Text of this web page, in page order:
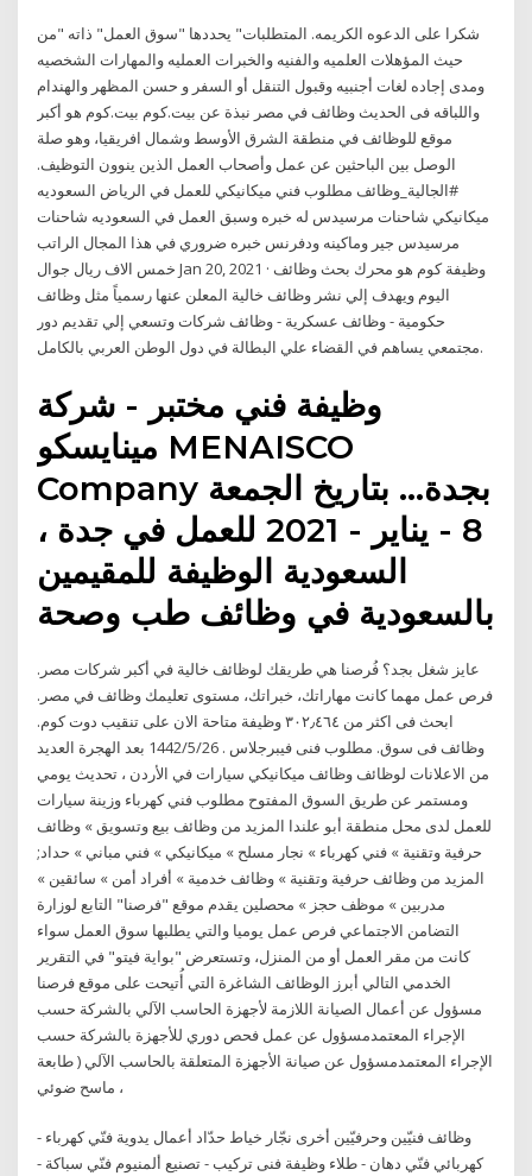
شكرا على الدعوه الكريمه. المتطلبات" يحددها "سوق العمل" ذاته "من
حيث المؤهلات العلميه والفنيه والخبرات العمليه والمهارات الشخصيه
ومدى إجاده لغات أجنبيه وقبول التنقل أو السفر و حسن المظهر والهندام
واللباقه فى الحديث وظائف في مصر نبذة عن بيت.كوم بيت.كوم هو أكبر
موقع للوظائف في منطقة الشرق الأوسط وشمال افريقيا، وهو صلة
الوصل بين الباحثين عن عمل وأصحاب العمل الذين ينوون التوظيف.
#الجالية_وظائف مطلوب فني ميكانيكي للعمل في الرياض السعوديه
ميكانيكي شاحنات مرسيدس له خبره وسبق العمل في السعوديه شاحنات
مرسيدس جير وماكينه ودفرنس خبره ضروري في هذا المجال الراتب
خمس الاف ريال جوال Jan 20, 2021 · وظيفة كوم هو محرك بحث وظائف
اليوم ويهدف إلي نشر وظائف خالية المعلن عنها رسمياً مثل وظائف
حكومية - وظائف عسكرية - وظائف شركات وتسعي إلي تقديم دور
مجتمعي يساهم في القضاء علي البطالة في دول الوطن العربي بالكامل.
وظيفة فني مختبر - شركة
مينايسكو MENAISCO
Company بجدة… بتاريخ الجمعة
8 - يناير - 2021 للعمل في جدة ،
السعودية الوظيفة للمقيمين
بالسعودية في وظائف طب وصحة
عايز شغل بجد؟ فُرصنا هي طريقك لوظائف خالية في أكبر شركات مصر.
فرص عمل مهما كانت مهاراتك، خبراتك، مستوى تعليمك وظائف في مصر.
ابحث فى اكثر من ٣٠٢٫٤٦٤ وظيفة متاحة الان على تنقيب دوت كوم.
وظائف فى سوق. مطلوب فنى فيبرجلاس . 26‏‏/5‏‏/1442 بعد الهجرة العديد
من الاعلانات لوظائف وظائف ميكانيكي سيارات في الأردن ، تحديث يومي
ومستمر عن طريق السوق المفتوح مطلوب فني كهرباء وزينة سيارات
للعمل لدى محل منطقة أبو علندا المزيد من وظائف بيع وتسويق » وظائف
حرفية وتقنية » فني كهرباء » نجار مسلح » ميكانيكي » فني مباني » حداد;
المزيد من وظائف حرفية وتقنية » وظائف خدمية » أفراد أمن » سائقين »
مدربين » موظف حجز » محصلين يقدم موقع "فرصنا" التابع لوزارة
التضامن الاجتماعي فرص عمل يوميا والتي يطلبها سوق العمل سواء
كانت من مقر العمل أو من المنزل، وتستعرض "بواية فيتو" في التقرير
الخدمي التالي أبرز الوظائف الشاغرة التي أُتيحت على موقع فرصنا
مسؤول عن أعمال الصيانة اللازمة لأجهزة الحاسب الآلي بالشركة حسب
الإجراء المعتمدمسؤول عن عمل فحص دوري للأجهزة بالشركة حسب
الإجراء المعتمدمسؤول عن صيانة الأجهزة المتعلقة بالحاسب الآلي ( طابعة
، ماسح ضوئي
وظائف فنيّين وحرفيّين أخرى نجّار خياط حدّاد أعمال يدوية فنّي كهرباء -
كهربائي فنّي دهان - طلاء وظيفة فنى تركيب - تصنيع ألمنيوم فنّي سباكة -